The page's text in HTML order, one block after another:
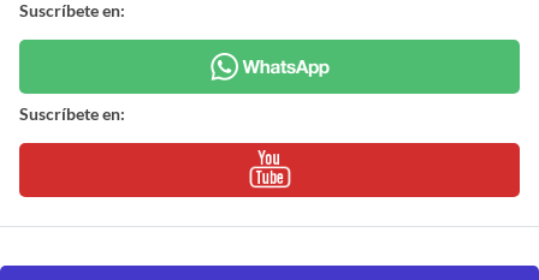
Suscríbete en:
Suscríbete en: